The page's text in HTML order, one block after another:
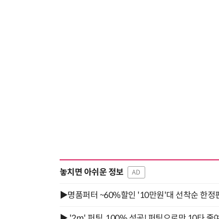
놓치면 아쉬운 정보 AD
▶명품퍼터 ~60%할인 '10만원'대 선착순 한정